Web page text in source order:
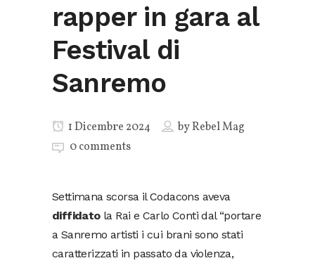
rapper in gara al
Festival di
Sanremo
1 Dicembre 2024 byRebel Mag
0 comments
Settimana scorsa il Codacons aveva
diffidatola Rai e Carlo Conti dal “portare
a Sanremo artisti i cui brani sono stati
caratterizzati in passato da violenza,